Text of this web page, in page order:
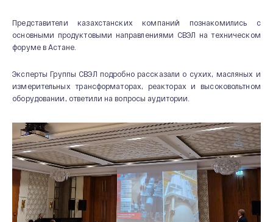
Представители казахстанских компаний познакомились с
основными продуктовыми направлениями СВЭЛ на техническом
форуме в Астане.
Эксперты Группы СВЭЛ подробно рассказали о сухих, масляных и
измерительных трансформаторах, реакторах и высоковольтном
оборудовании, ответили на вопросы аудитории.